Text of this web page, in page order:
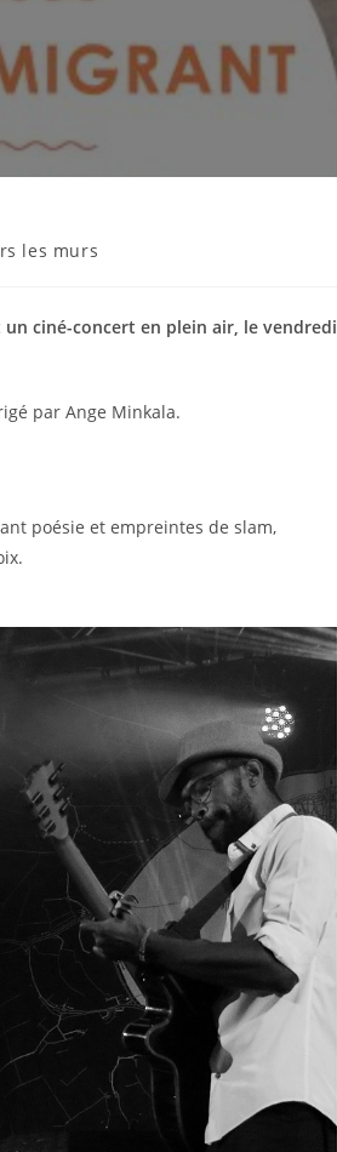
les murs
ciné-concert en plein air, le vendredi
par Ange Minkala.
poésie et empreintes de slam,